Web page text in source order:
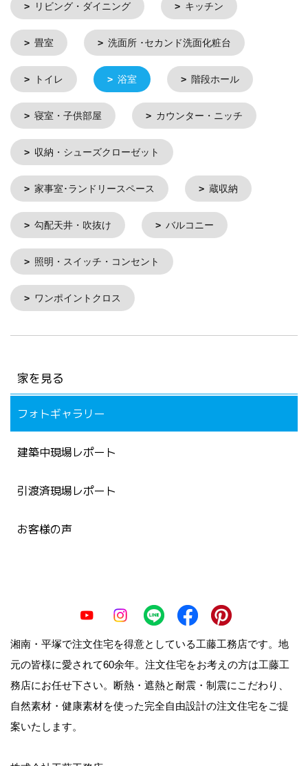
リビング・ダイニング キッチン
畳室 洗面所 ･セカンド洗面化粧台
トイレ 浴室 階段ホール
寝室・子供部屋 カウンター・ニッチ
収納・シューズクローゼット
家事室･ランドリースペース 蔵収納
勾配天井・吹抜け バルコニー
照明・スイッチ・コンセント
ワンポイントクロス
家を見る
フォトギャラリー
建築中現場レポート
引渡済現場レポート
お客様の声
湘南・平塚で注文住宅を得意としている工藤工務店です。地
元の皆様に愛されて60余年。注文住宅をお考えの方は工藤工
務店にお任せ下さい。断熱・遮熱と耐震・制震にこだわり、
自然素材・健康素材を使った完全自由設計の注文住宅をご提
案いたします。